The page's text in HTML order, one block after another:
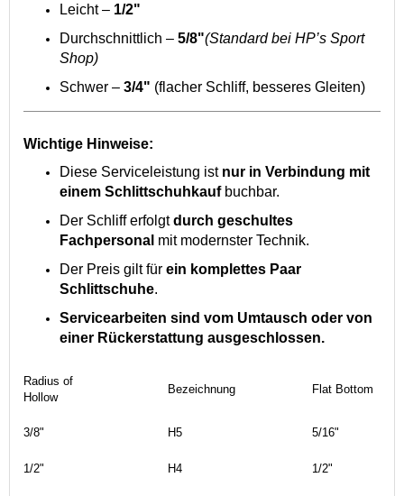
Leicht – 1/2"
Durchschnittlich – 5/8"(Standard bei HP’s Sport
Shop)
Schwer – 3/4" (flacher Schliff, besseres Gleiten)
Wichtige Hinweise:
Diese Serviceleistung ist nur in Verbindung mit
einem Schlittschuhkaufbuchbar.
Der Schliff erfolgtdurch geschultes
Fachpersonal mit modernster Technik.
Der Preis gilt für ein komplettes Paar
Schlittschuhe.
Servicearbeiten sind vom Umtausch oder von
einer Rückerstattung ausgeschlossen.
Radius of
Hollow
Bezeichnung Flat Bottom
3/8" H5 5/16"
1/2" H4 1/2"